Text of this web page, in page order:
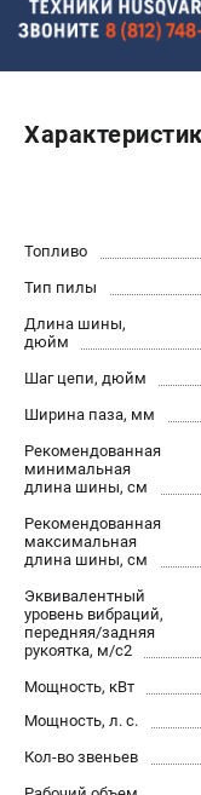
Триммеры и
Газонокосилки-
Тракторы
Снегоуборщики
Бурильные
Бензогенераторы
Промышленные
Швонарезчики
ПОЛЕЗНАЯ
Таблица ножей для
5 часто задаваемых
Полезные статьи
Справочник по
Топливо
Тип пилы
Длина шины,
дюйм
Шаг цепи, дюйм
Ширина паза, мм
Рекомендованная
минимальная
длина шины, см
Рекомендованная
максимальная
длина шины, см
Эквивалентный
уровень вибраций,
передняя/задняя
рукоятка, м/с2
Мощность, кВт
Мощность, л. с.
Кол-во звеньев